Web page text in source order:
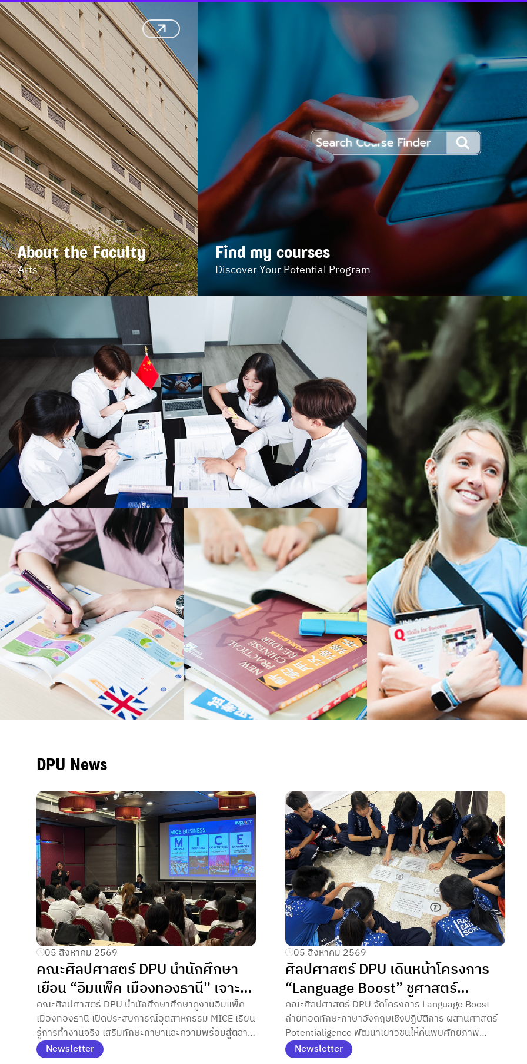
About the Faculty
Arts
Find my courses
Discover Your Potential Program
DPU News
05 สิงหาคม 2569
คณะศิลปศาสตร์ DPU นำนักศึกษา
เยือน “อิมแพ็ค เมืองทองธานี” เจาะ
ลึกอุตสาหกรรม MICE สัมผัส
ประสบการณ์-ยกระดับศักยภาพสู่
สากล ตามแนวทางของ ดร.ดาริกา
คณะศิลปศาสตร์ DPU นำนักศึกษาศึกษาดูงานอิมแพ็ค
เมืองทองธานี เปิดประสบการณ์อุตสาหกรรม MICE เรียน
รู้การทำงานจริง เสริมทักษะภาษาและความพร้อมสู่ตลาด
แรงงานระดับนานาชาติ
Newsletter
05 สิงหาคม 2569
ศิลปศาสตร์ DPU เดินหน้าโครงการ
“Language Boost” ชูศาสตร์
Potentialigence ค้นหา พัฒนา และ
ปลดปล่อยศักยภาพความเป็นมนุษย์
ตามแนวทาง ดร.ดาริกา อธิการบดี
คณะศิลปศาสตร์ DPU จัดโครงการ Language Boost
ถ่ายทอดทักษะภาษาอังกฤษเชิงปฏิบัติการ ผสานศาสตร์
Potentialigence พัฒนาเยาวชนให้ค้นพบศักยภาพ
พร้อมรับโลกการเรียนรู้และการทำงานยุค AI
Newsletter